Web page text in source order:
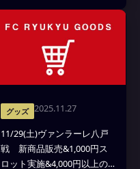
グッズ 2025.11.27
11/29(土)ヴァンラーレ八戸
戦 新商品販売&1,000円ス
ロット実施&4,000円以上の